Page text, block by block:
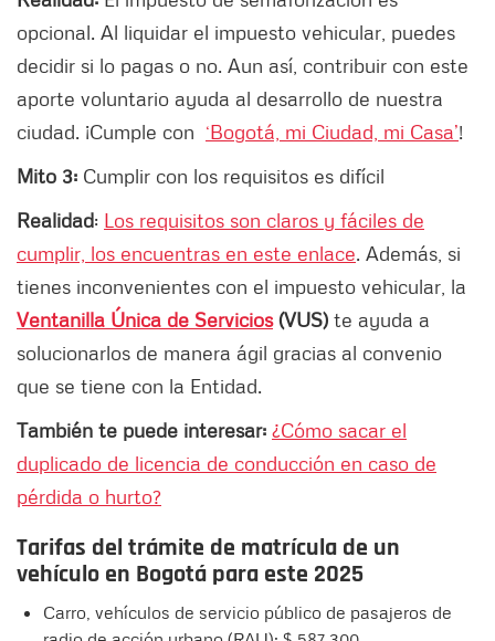
opcional. Al liquidar el impuesto vehicular, puedes
decidir si lo pagas o no. Aun así, contribuir con este
aporte voluntario ayuda al desarrollo de nuestra
ciudad. ¡Cumple con ‘Bogotá, mi Ciudad, mi Casa’!
Mito 3: Cumplir con los requisitos es difícil
Realidad: Los requisitos son claros y fáciles de
cumplir, los encuentras en este enlace. Además, si
tienes inconvenientes con el impuesto vehicular, la
Ventanilla Única de Servicios(VUS) te ayuda a
solucionarlos de manera ágil gracias al convenio
que se tiene con la Entidad.
También te puede interesar: ¿Cómo sacar el
duplicado de licencia de conducción en caso de
pérdida o hurto?
Tarifas del trámite de matrícula de un
vehículo en Bogotá para este 2025
Carro, vehículos de servicio público de pasajeros de